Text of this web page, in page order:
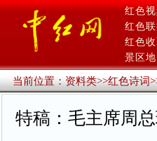
红色
红色
红色
景区地
当前位置：资料类>>红色诗词
特稿：毛主席周